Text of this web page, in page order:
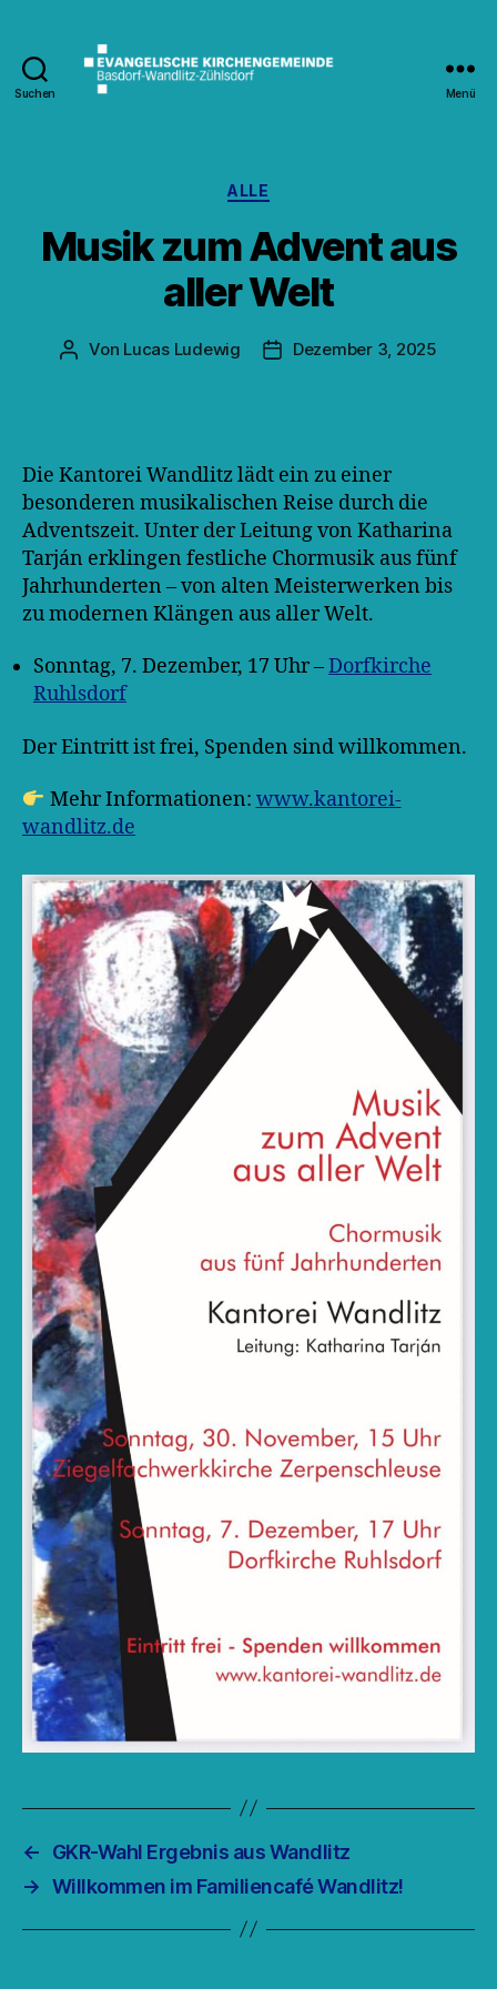
Suchen Menü
Kategorien
ALLE
Musik zum Advent aus
aller Welt
Beitragsautor
Von Lucas Ludewig Veröffentlichungsdatum
Dezember 3, 2025
Die Kantorei Wandlitz lädt ein zu einer
besonderen musikalischen Reise durch die
Adventszeit. Unter der Leitung von Katharina
Tarján erklingen festliche Chormusik aus fünf
Jahrhunderten – von alten Meisterwerken bis
zu modernen Klängen aus aller Welt.
Sonntag, 7. Dezember, 17 Uhr –Dorfkirche
Ruhlsdorf
Der Eintritt ist frei, Spenden sind willkommen.
Mehr Informationen: www.kantorei-
wandlitz.de
←
GKR-Wahl Ergebnis aus Wandlitz
→ Willkommen im Familiencafé Wandlitz!